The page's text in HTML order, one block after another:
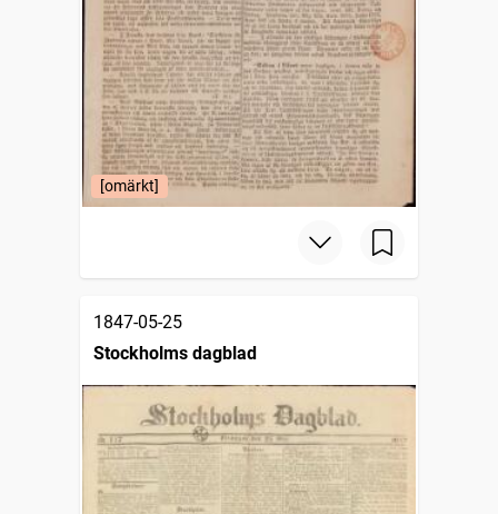
[omärkt]
1847-05-25
Stockholms dagblad